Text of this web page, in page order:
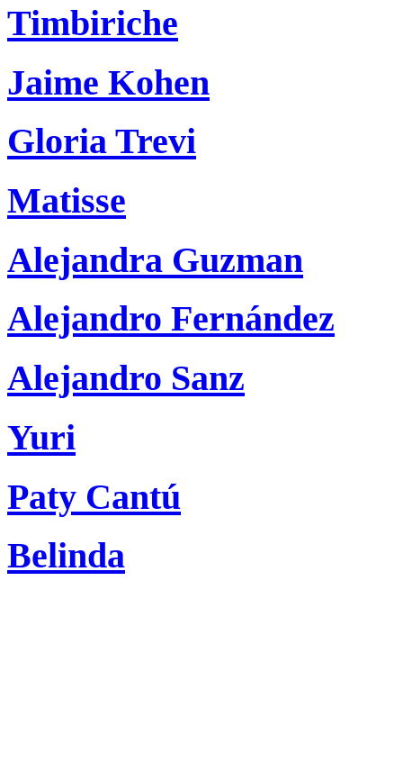
Timbiriche
Jaime Kohen
Gloria Trevi
Matisse
Alejandra Guzman
Alejandro Fernández
Alejandro Sanz
Yuri
Paty Cantú
Belinda